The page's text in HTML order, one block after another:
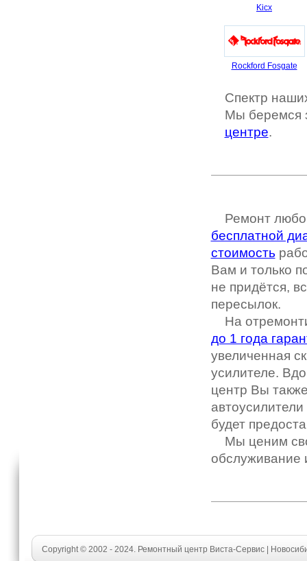
Kicx
Rockford Fosgate
Спектр
Мы беремся
центре.
Ремонт
бесплатной
стоимость
Вам и только
не придётся,
пересылок.
На
до 1 года
увеличенная
усилителе.
центр Вы
будет
Мы ценим
обслуживание
Copyright © 2002 - 2024. Ремонтный центр Виста-Сервис |